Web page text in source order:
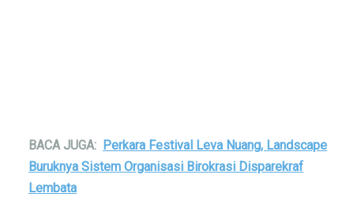
BACA JUGA: Perkara Festival Leva Nuang, Landscape
Buruknya Sistem Organisasi Birokrasi Disparekraf
Lembata